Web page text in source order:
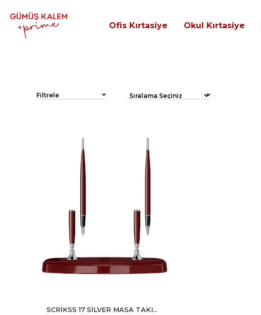
Ofis Kırtasiye Okul Kırtasiye
Filtrele
SCRİKSS 17 SİLVER MASA TAKIMI ÇİFTLİ BORDO